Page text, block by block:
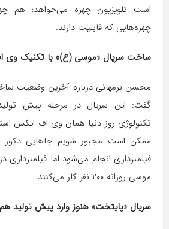
است تلویزیون چهره می‌خواهد؛ هم
چهره‌هایی که قابلیت دارند.
ساخت سریال «موسی (ع)» با تکنیک وی
محسن برمهانی درباره آخرین وضعیت
گفت: این سریال در مرحله پیش
تکنولوژی روز دنیا همان وی اف ایکس
ممکن است مجبور شویم جاهایی دکور
فیلمبرداری انجام می‌شود اما
موسی روزانه ۲۰۰ نفر کار می‌کنند.
سریال «پایتخت» هنوز وارد پیش تولید